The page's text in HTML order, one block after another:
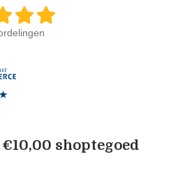
shoptegoed